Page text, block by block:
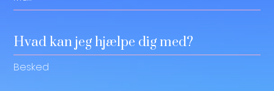
Hvad kan jeg hjælpe dig med?
Besked